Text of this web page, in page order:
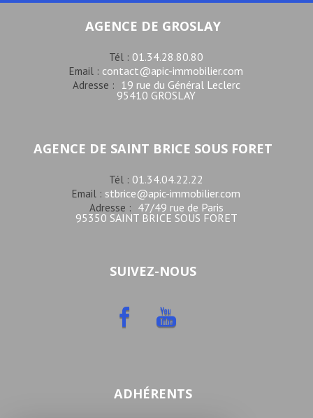
AGENCE DE GROSLAY
Tél : 01.34.28.80.80
Email : contact@apic-immobilier.com
Adresse : 19 rue du Général Leclerc
95410 GROSLAY
AGENCE DE SAINT BRICE SOUS FORET
Tél : 01.34.04.22.22
Email : stbrice@apic-immobilier.com
Adresse : 47/49 rue de Paris
95350 SAINT BRICE SOUS FORET
SUIVEZ-NOUS
ADHÉRENTS